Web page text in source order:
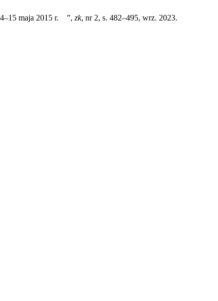
maja 2015 r. ”, zk, nr 2, s. 482–495, wrz. 2023.